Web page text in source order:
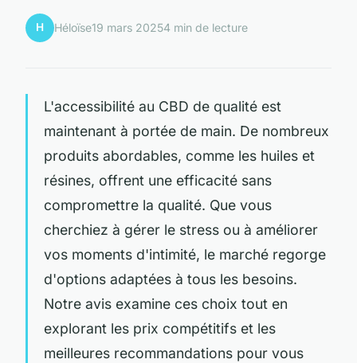
H Héloïse19 mars 20254 min de lecture
L'accessibilité au CBD de qualité est
maintenant à portée de main. De nombreux
produits abordables, comme les huiles et
résines, offrent une efficacité sans
compromettre la qualité. Que vous
cherchiez à gérer le stress ou à améliorer
vos moments d'intimité, le marché regorge
d'options adaptées à tous les besoins.
Notre avis examine ces choix tout en
explorant les prix compétitifs et les
meilleures recommandations pour vous